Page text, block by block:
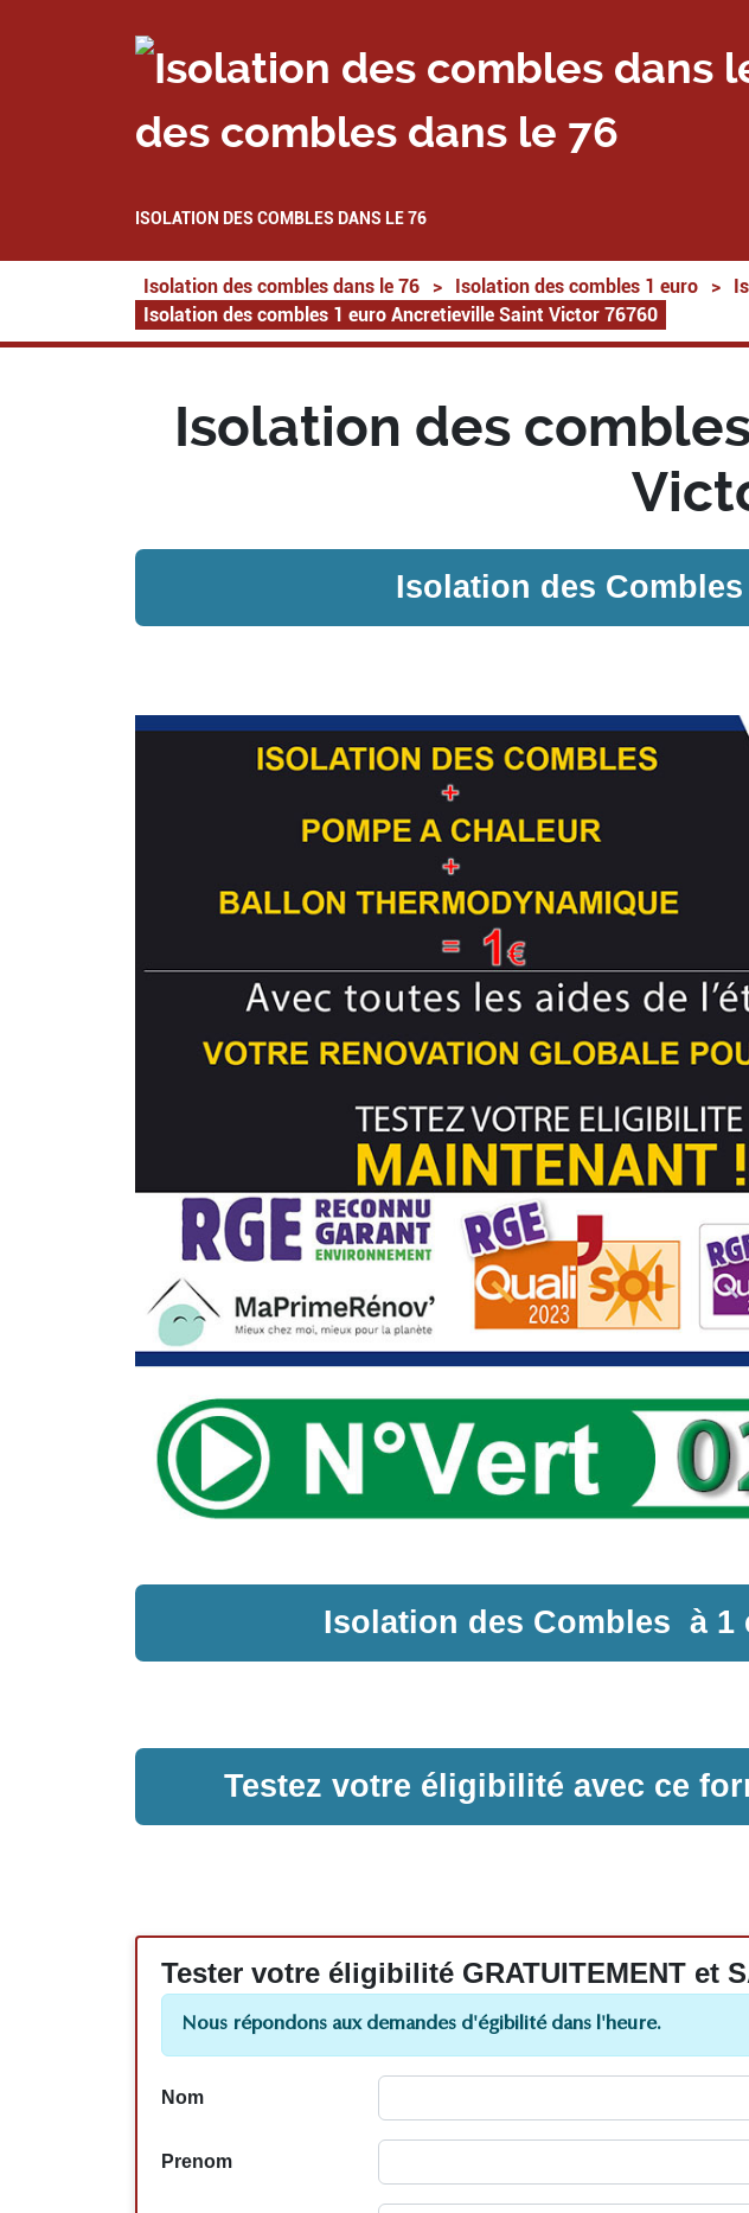
des combles dans le 76
ISOLATION DES COMBLES DANS LE 76
Isolation des combles dans le 76 > Isolation des combles 1 euro >
Isolation des combles 1 euro Ancretieville Saint Victor 76760
Isolation des
Isolation des
Isolation des Combles à 1
Testez votre éligibilité avec ce
Tester votre éligibilité GRATUITEMENT et
Nous répondons aux demandes d'égibilité dans l'heure.
Nom
Prenom